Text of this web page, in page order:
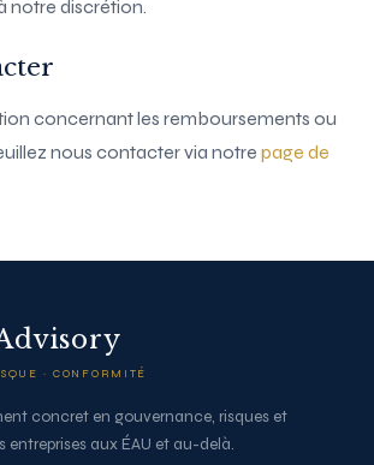
notre discrétion.
concernant les remboursements ou
nous contacter via notre page de
· CONFORMITÉ
concret en gouvernance, risques et
aux ÉAU et au-delà.